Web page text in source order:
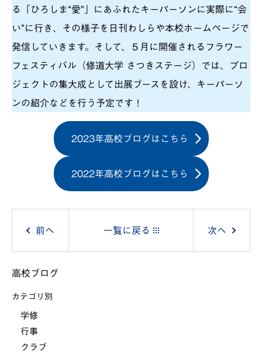
る「ひろしま“愛”」にあふれたキーパーソンに実際に“会
い”に行き、その様子を日刊わしらや本校ホームページで
発信していきます。そして、５月に開催されるフラワー
フェスティバル（修道大学 さつきステージ）では、プロ
ジェクトの集大成として出展ブースを設け、キーパーソ
ンの紹介などを行う予定です！
2023年高校ブログはこちら
2022年高校ブログはこちら
稿
ナ
ゲ
前へ 一覧に戻る 次へ
高校ブログ
カテゴリ別
学修
行事
クラブ